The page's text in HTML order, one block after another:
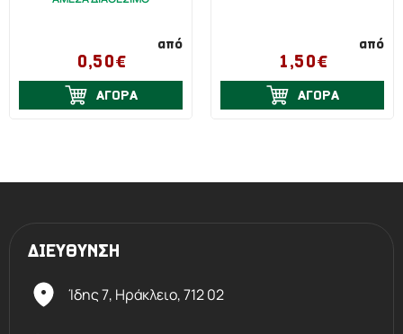
από
0,50€
ΑΓΟΡΑ
από
1,50€
ΑΓΟΡΑ
ΔΙΕΥΘΥΝΣΗ
Ίδης 7, Ηράκλειο,712 02